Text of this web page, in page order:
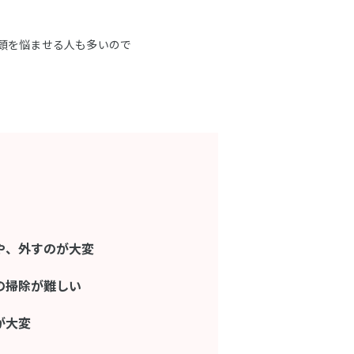
を悩ませる人も多いので
、外すのが大変
掃除が難しい
大変